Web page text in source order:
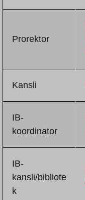
Prorektor
Kansli
IB-
koordinator
IB-
kansli/bibliote
k